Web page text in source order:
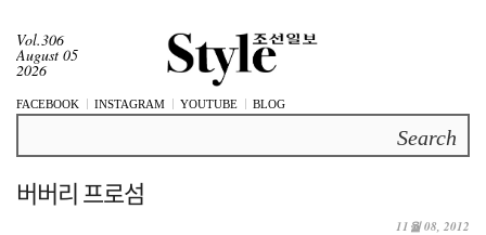
Vol.306
August 05
2026
FACEBOOK INSTAGRAM YOUTUBE BLOG
버버리 프로섬
11월 08, 2012